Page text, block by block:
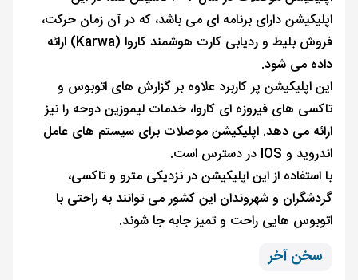
اپلیکیشن دارای برنامه ای می باشد، که در آن زمان حرکت،
فروش بلیط و ردیابی کارت هوشمند کاروا (Karwa) ارائه
داده می ‌شود.
این اپلیکیشن پر کاربرد علاوه بر گزارش های اتوبوس و
تاکسی‌ های فیروزه‌ ای کاروا، خدمات لیموزین دوحه را نیز
ارائه می دهد. اپلیکیشن موصلات برای سیستم های عامل
اندروید و IOS در دسترس است.
با استفاده از این اپلیکیشن در نزدیکی مترو و تاکسی،
گردشگران و شهروندان این کشور می توانند به راحتی با
اتوبوس‌ هایی راحت و تمیز جابه ‌جا شوند.
سخن آخر